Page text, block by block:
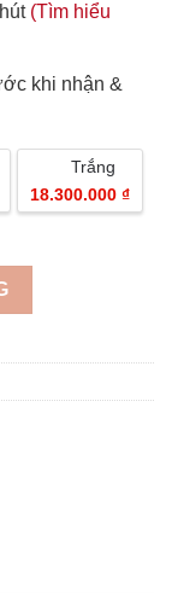
(Tìm hiểu
khi nhận &
Trắng
18.300.000 ₫